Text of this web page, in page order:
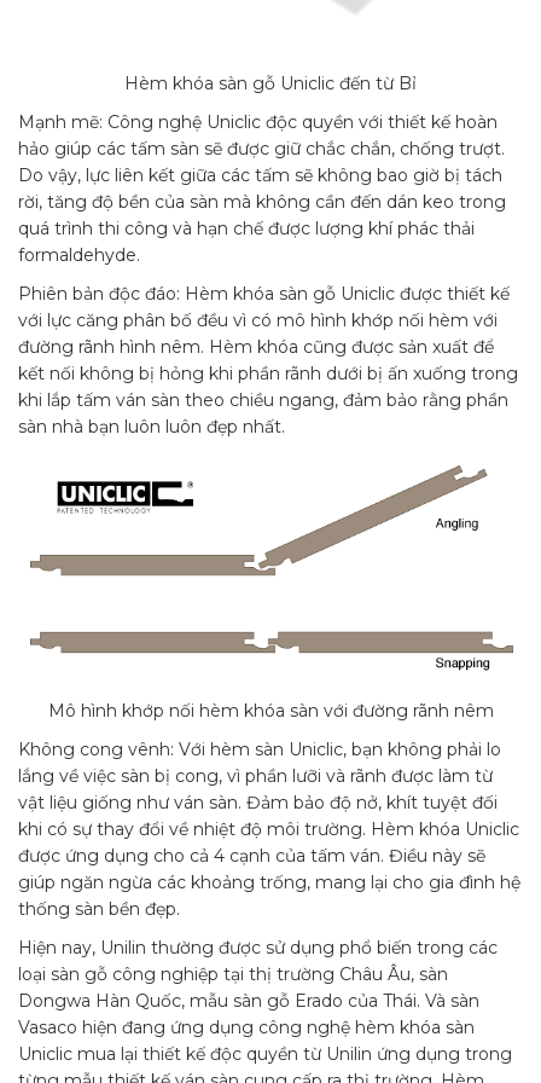
Hèm khóa sàn gỗ Uniclic đến từ Bỉ
Mạnh mẽ: Công nghệ Uniclic độc quyền với thiết kế hoàn
hảo giúp các tấm sàn sẽ được giữ chắc chắn, chống trượt.
Do vậy, lực liên kết giữa các tấm sẽ không bao giờ bị tách
rời, tăng độ bền của sàn mà không cần đến dán keo trong
quá trình thi công và hạn chế được lượng khí phác thải
formaldehyde.
Phiên bản độc đáo: Hèm khóa sàn gỗ Uniclic được thiết kế
với lực căng phân bố đều vì có mô hình khớp nối hèm với
đường rãnh hình nêm. Hèm khóa cũng được sản xuất để
kết nối không bị hỏng khi phần rãnh dưới bị ấn xuống trong
khi lắp tấm ván sàn theo chiều ngang, đảm bảo rằng phần
sàn nhà bạn luôn luôn đẹp nhất.
Mô hình khớp nối hèm khóa sàn với đường rãnh nêm
Không cong vênh: Với hèm sàn Uniclic, bạn không phải lo
lắng về việc sàn bị cong, vì phần lưỡi và rãnh được làm từ
vật liệu giống như ván sàn. Đảm bảo độ nở, khít tuyệt đối
khi có sự thay đổi về nhiệt độ môi trường. Hèm khóa Uniclic
được ứng dụng cho cả 4 cạnh của tấm ván. Điều này sẽ
giúp ngăn ngừa các khoảng trống, mang lại cho gia đình hệ
thống sàn bền đẹp.
Hiện nay, Unilin thường được sử dụng phổ biến trong các
loại sàn gỗ công nghiệp tại thị trường Châu Âu, sàn
Dongwa Hàn Quốc, mẫu sàn gỗ Erado của Thái. Và sàn
Vasaco hiện đang ứng dụng công nghệ hèm khóa sàn
Uniclic mua lại thiết kế độc quyền từ Unilin ứng dụng trong